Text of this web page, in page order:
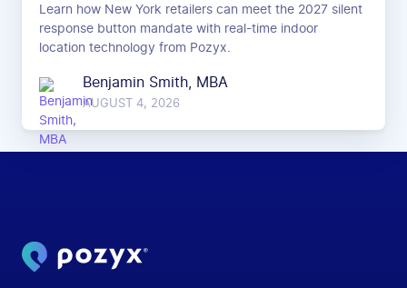
Learn how New York retailers can meet the 2027 silent
response button mandate with real-time indoor
location technology from Pozyx.
Benjamin Smith, MBA
AUGUST 4, 2026